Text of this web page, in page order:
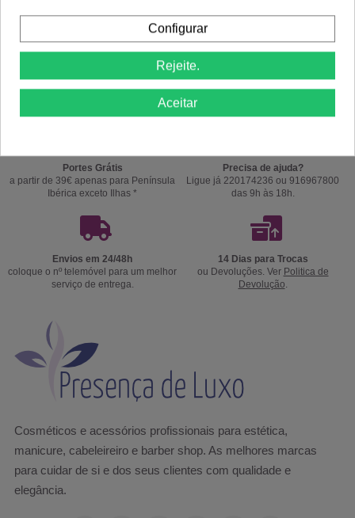
Comprar Comprar
Portes Grátis
a partir de 39€ apenas para Península
Ibérica exceto Ilhas *
Precisa de ajuda?
Ligue já 220174236 ou 916967800
das 9h às 18h.
Envios em 24/48h
coloque o nº telemóvel para um melhor
serviço de entrega.
14 Dias para Trocas
ou Devoluções. Ver Politica de
Devolução.
Cosméticos e acessórios profissionais para estética,
manicure, cabeleireiro e barber shop. As melhores marcas
para cuidar de si e dos seus clientes com qualidade e
elegância.
Configurar
Rejeite.
Aceitar